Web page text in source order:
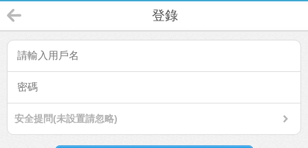
登錄
安全提問(未設置請忽略)